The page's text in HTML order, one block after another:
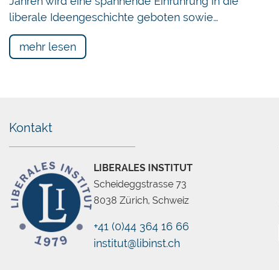
liberale Ideengeschichte geboten sowie…
mehr lesen
Kontakt
LIBERALES INSTITUT
Scheideggstrasse 73
8038 Zürich, Schweiz
+41 (0)44 364 16 66
institut@libinst.ch